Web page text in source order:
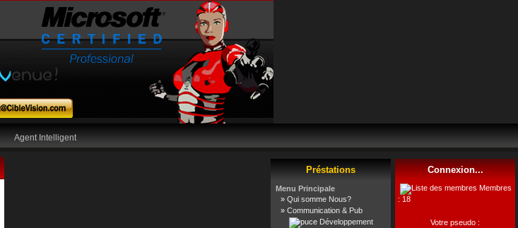
Agent Intelligent
Connexion...
Membres
: 18
Votre pseudo :
Préstations
Menu Principale
» Qui somme Nous?
» Communication & Pub
Développement